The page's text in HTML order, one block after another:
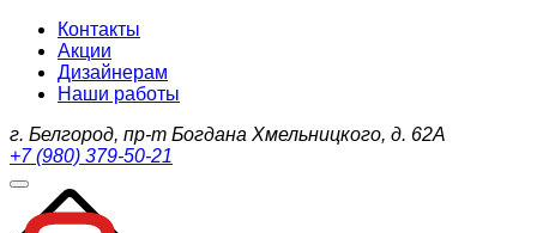
Контакты
Акции
Дизайнерам
Наши работы
г. Белгород, пр-т Богдана Хмельницкого, д. 62А
+7 (980) 379-50-21